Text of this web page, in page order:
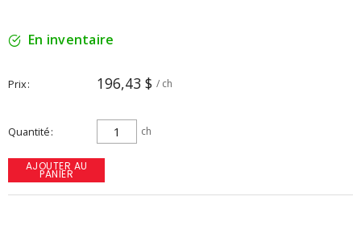
En inventaire
Prix 196,43 $ / ch
Quantité ch
AJOUTER AU
PANIER